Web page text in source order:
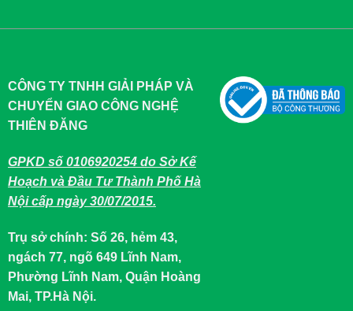
CÔNG TY TNHH GIẢI PHÁP VÀ
CHUYỂN GIAO CÔNG NGHỆ
THIÊN ĐĂNG
GPKD số 0106920254 do Sở Kế
Hoạch và Đầu Tư Thành Phố Hà
Nội cấp ngày 30/07/2015.
Trụ sở chính: Số 26, hẻm 43,
ngách 77, ngõ 649 Lĩnh Nam,
Phường Lĩnh Nam, Quận Hoàng
Mai, TP.Hà Nội.